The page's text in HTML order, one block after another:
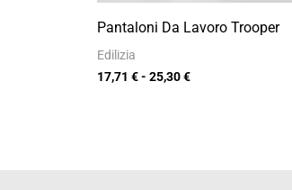
Pantaloni Da Lavoro Trooper
Edilizia
17,71 € - 25,30€